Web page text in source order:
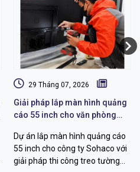
29 Tháng 07, 2026
Giải pháp lắp màn hình quảng
cáo 55 inch cho văn phòng
Dự án lắp màn hình quảng cáo
55 inch cho công ty Sohaco với
giải pháp thi công treo tường